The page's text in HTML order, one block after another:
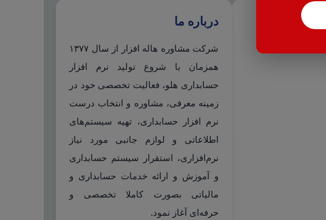
درباره ما
شرکت مشاوره هاله افزار از سال ۱۳۷۷
همزمان با شروع تولید نرم افزار
حسابداری هلو، فعالیت تخصصی خود در
زمینه معرفی، مشاوره و انتخاب درست
نرم افزار حسابداری، تهیه سیستم‌های
اطلاعاتی و لوازم جانبی مورد نیاز
نرم‌افزاری، استقرار سیستم حسابداری
و آموزش و ارائه خدمات حسابداری و
مالیاتی بصورت کاملا تخصصی و
حرفه‌ای آغاز نمود.